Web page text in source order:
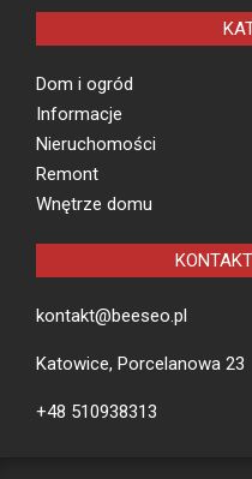
Dom i ogród
Informacje
Nieruchomości
Remont
Wnętrze domu
kontakt@beeseo.pl
Katowice, Porcelanowa 23
+48 510938313